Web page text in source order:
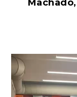
Reproductor
de
vídeo